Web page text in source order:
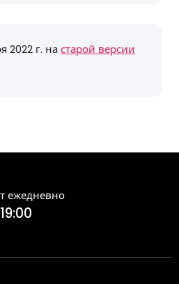
2022 г. настарой версии
ежедневно